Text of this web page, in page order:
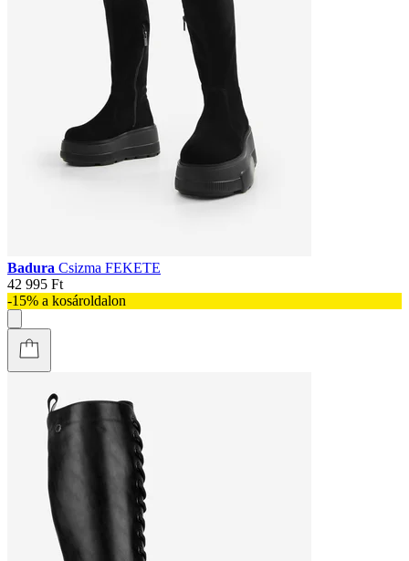
Badura Csizma FEKETE
42 995 Ft
-15% a kosároldalon